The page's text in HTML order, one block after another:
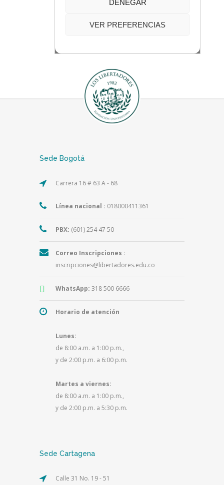
Sede Bogotá
Carrera 16 # 63 A - 68
Línea nacional : 018000411361
PBX: (601) 254 47 50
Correo Inscripciones :
inscripciones@libertadores.edu.co
WhatsApp: 318 500 6666
Horario de atención
Lunes:
de 8:00 a.m. a 1:00 p.m.,
y de 2:00 p.m. a 6:00 p.m.
Martes a viernes:
de 8:00 a.m. a 1:00 p.m.,
y de 2:00 p.m. a 5:30 p.m.
Sede Cartagena
Calle 31 No. 19 - 51